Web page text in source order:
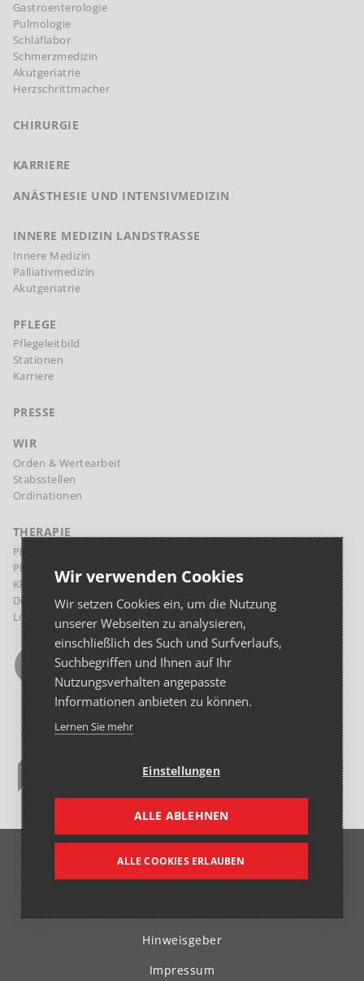
Gastroenterologie
Pulmologie
Schlaflabor
Schmerzmedizin
Akutgeriatrie
Herzschrittmacher
CHIRURGIE
KARRIERE
ANÄSTHESIE UND INTENSIVMEDIZIN
INNERE MEDIZIN LANDSTRASSE
Innere Medizin
Palliativmedizin
Akutgeriatrie
PFLEGE
Pflegeleitbild
Stationen
Karriere
PRESSE
WIR
Orden & Wertearbeit
Stabsstellen
Ordinationen
THERAPIE
Physikalische Therapie Margareten
Physikalische Therapie Landstraße
Klinische Psychologie und Psychotherapie
Diaetologie
Logopädie
Beitrags-Archiv
Hinweisgeber
Impressum
Wir verwenden Cookies
Wir setzen Cookies ein, um die Nutzung
unserer Webseiten zu analysieren,
einschließlich des Such und Surfverlaufs,
Suchbegriffen und Ihnen auf Ihr
Nutzungsverhalten angepasste
Informationen anbieten zu können.
Lernen Sie mehr
Einstellungen
ALLE ABLEHNEN
ALLE COOKIES ERLAUBEN